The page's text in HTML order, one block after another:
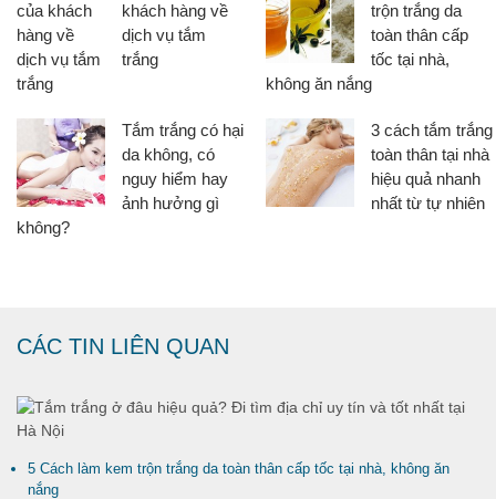
khách hàng về
dịch vụ tắm
trắng
trộn trắng da
toàn thân cấp
tốc tại nhà,
không ăn nắng
Tắm trắng có hại
da không, có
nguy hiểm hay
ảnh hưởng gì
không?
3 cách tắm trắng
toàn thân tại nhà
hiệu quả nhanh
nhất từ tự nhiên
CÁC TIN LIÊN QUAN
5 Cách làm kem trộn trắng da toàn thân cấp tốc tại nhà, không ăn
nắng